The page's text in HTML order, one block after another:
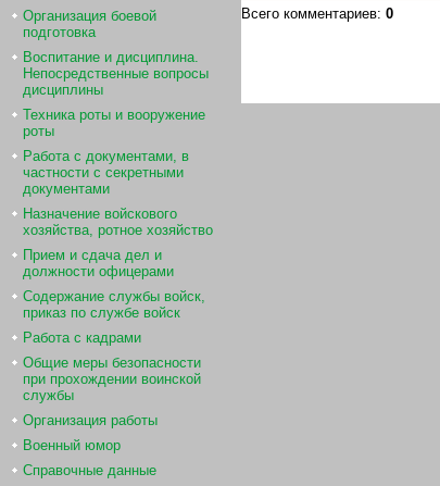
Организация боевой
подготовка
Воспитание и дисциплина.
Непосредственные вопросы
дисциплины
Техника роты и вооружение
роты
Работа с документами, в
частности с секретными
документами
Назначение войскового
хозяйства, ротное хозяйство
Прием и сдача дел и
должности офицерами
Содержание службы войск,
приказ по службе войск
Работа с кадрами
Общие меры безопасности
при прохождении воинской
службы
Организация работы
Военный юмор
Справочные данные
Всего комментариев: 0